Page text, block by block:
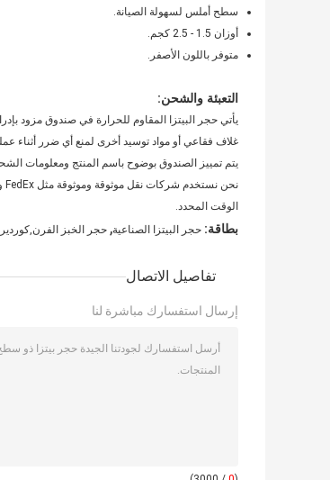
سطح أملس لسهولة الصيانة.
أوزان 1.5 - 2.5 كجم.
متوفر باللون الأصفر.
التعبئة والشحن:
يأتي حجر البيتزا المقاوم للحرارة في صندوق مزود
غلاف فقاعي أو مواد توسيد أخرى لمنع أي ضرر أثناء
يتم تمييز الصندوق بوضوح باسم المنتج ومعلومات
الوقت المحدد.
بطاقة: حجر البيتزا الصناعية, حجر الخبز
تفاصيل الاتصال
إرسال استفسارك مباشرة لنا